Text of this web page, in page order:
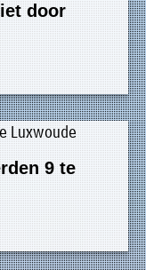
door
9 te